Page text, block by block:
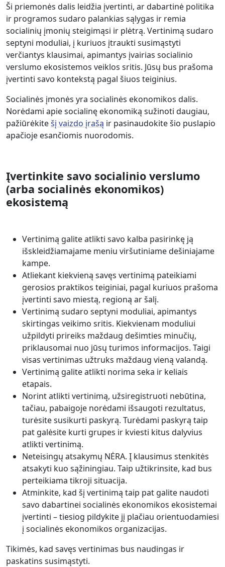
Ši priemonės dalis leidžia įvertinti, ar dabartinė politika
ir programos sudaro palankias sąlygas ir remia
socialinių įmonių steigimąsi ir plėtrą. Vertinimą sudaro
septyni moduliai, į kuriuos įtraukti susimąstyti
verčiantys klausimai, apimantys įvairias socialinio
verslumo ekosistemos veiklos sritis. Jūsų bus prašoma
įvertinti savo kontekstą pagal šiuos teiginius.
Socialinės įmonės yra socialinės ekonomikos dalis.
Norėdami apie socialinę ekonomiką sužinoti daugiau,
pažiūrėkitešį vaizdo įrašą ir pasinaudokite šio puslapio
apačioje esančiomis nuorodomis.
Įvertinkite savo socialinio verslumo
(arba socialinės ekonomikos)
ekosistemą
Vertinimą galite atlikti savo kalba pasirinkę ją
išskleidžiamajame meniu viršutiniame dešiniajame
kampe.
Atliekant kiekvieną savęs vertinimą pateikiami
gerosios praktikos teiginiai, pagal kuriuos prašoma
įvertinti savo miestą, regioną ar šalį.
Vertinimą sudaro septyni moduliai, apimantys
skirtingas veikimo sritis. Kiekvienam moduliui
užpildyti prireiks maždaug dešimties minučių,
priklausomai nuo jūsų turimos informacijos. Taigi
visas vertinimas užtruks maždaug vieną valandą.
Vertinimą galite atlikti norima seka ir keliais
etapais.
Norint atlikti vertinimą, užsiregistruoti nebūtina,
tačiau, pabaigoje norėdami išsaugoti rezultatus,
turėsite susikurti paskyrą. Turėdami paskyrą taip
pat galėsite kurti grupes ir kviesti kitus dalyvius
atlikti vertinimą.
Neteisingų atsakymų NĖRA. Į klausimus stenkitės
atsakyti kuo sąžiningiau. Taip užtikrinsite, kad bus
perteikiama tikroji situacija.
Atminkite, kad šį vertinimą taip pat galite naudoti
savo dabartinei socialinės ekonomikos ekosistemai
įvertinti – tiesiog pildykite jį plačiau orientuodamiesi
į socialinės ekonomikos organizacijas.
Tikimės, kad savęs vertinimas bus naudingas ir
paskatins susimąstyti.